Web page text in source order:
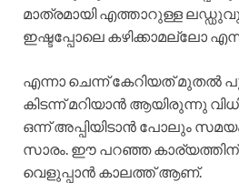
മാത്രമായി എത്താറുള്ള
ഇഷ്ടപ്പോലെ കഴിക്കാമല്ലോ
എന്നാ ചെന്ന് കേറിയത് മുതൽ
കിടന്ന് മറിയാൻ ആയിരുന്നു
ഒന്ന് അപ്പിയിടാൻ പോലും സമയം
സാരം. ഈ പറഞ്ഞ
വെളുപ്പാൻ കാലത്ത് ആണ്.